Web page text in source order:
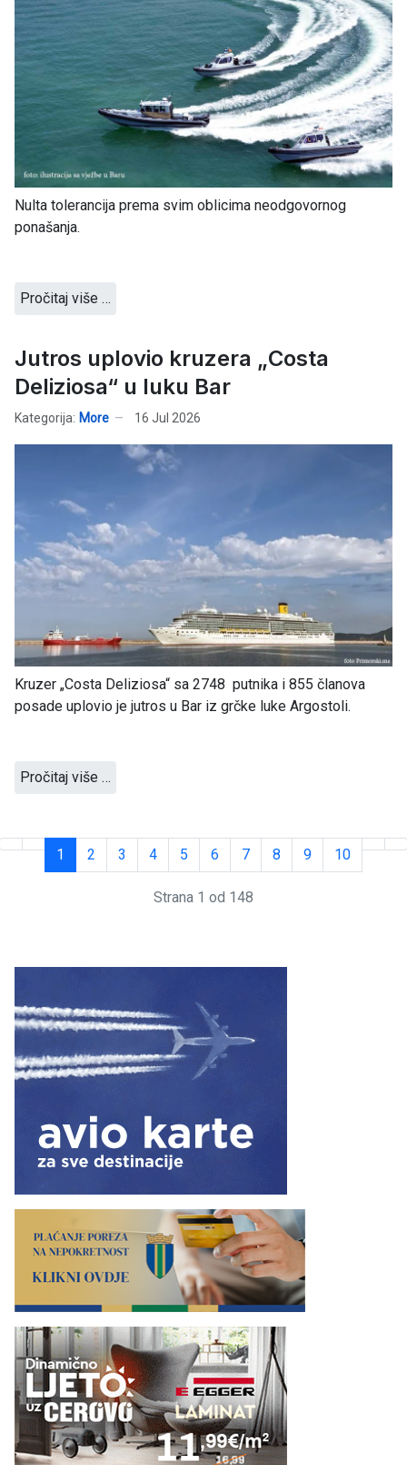
Nulta tolerancija prema svim oblicima neodgovornog
ponašanja.
Pročitaj više …
Jutros uplovio kruzera „Costa
Deliziosa“ u luku Bar
Kategorija: More 16 Jul 2026
Kruzer „Costa Deliziosa“ sa 2748 putnika i 855 članova
posade uplovio je jutros u Bar iz grčke luke Argostoli.
Pročitaj više …
1 2 3 4 5 6 7 8 9 10
Strana 1 od 148